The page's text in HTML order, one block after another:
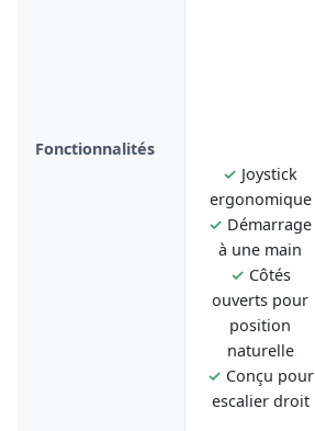
Fonctionnalités
✓ Joystick
ergonomique
✓ Démarrage
à une main
✓ Côtés
ouverts pour
position
naturelle
✓ Conçu pour
escalier droit